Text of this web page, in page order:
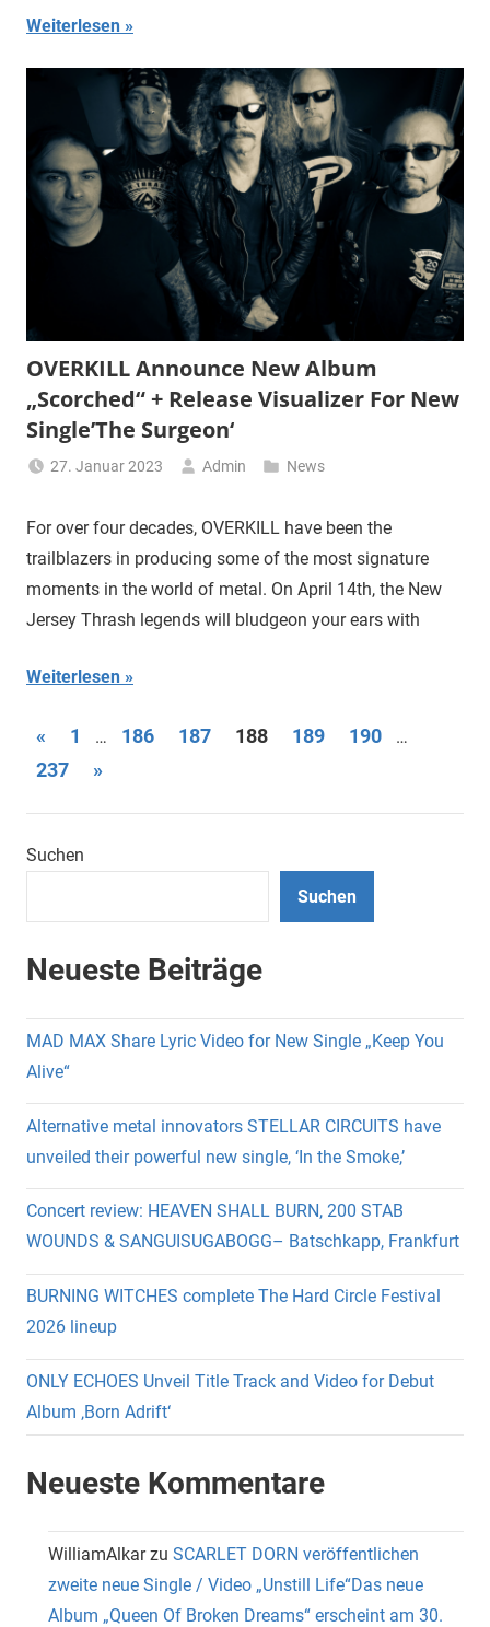
Weiterlesen
OVERKILL Announce New Album
„Scorched“ + Release Visualizer For New
Single’The Surgeon‘
27. Januar 2023 Admin News
For over four decades, OVERKILL have been the
trailblazers in producing some of the most signature
moments in the world of metal. On April 14th, the New
Jersey Thrash legends will bludgeon your ears with
Weiterlesen
Seitennummerierung
der
Beiträge
« Vorherige
Beiträge
1 … 186 187 188 189 190 …
237
Nächste
»
Suchen
Suchen
Neueste Beiträge
MAD MAX Share Lyric Video for New Single „Keep You
Alive“
Alternative metal innovators STELLAR CIRCUITS have
unveiled their powerful new single, ‘In the Smoke,’
Concert review: HEAVEN SHALL BURN, 200 STAB
WOUNDS & SANGUISUGABOGG– Batschkapp, Frankfurt
BURNING WITCHES complete The Hard Circle Festival
2026 lineup
ONLY ECHOES Unveil Title Track and Video for Debut
Album ‚Born Adrift‘
Neueste Kommentare
WilliamAlkarzu SCARLET DORN veröffentlichen
zweite neue Single / Video „Unstill Life“Das neue
Album „Queen Of Broken Dreams“ erscheint am 30.